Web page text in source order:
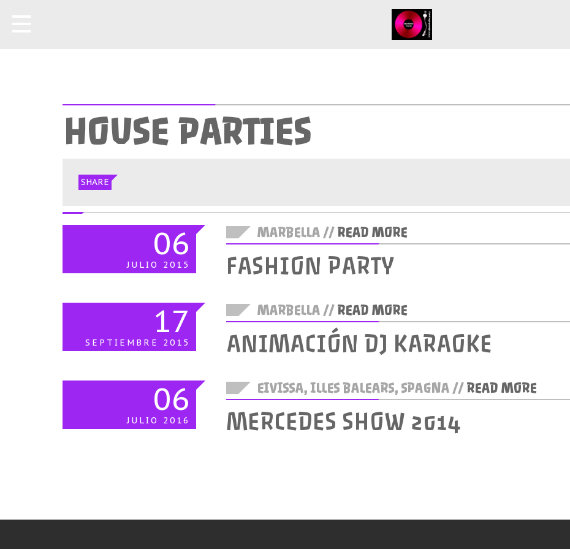
HOUSE PARTIES
SHARE
06
JULIO 2015
MARBELLA //READ MORE
FASHION PARTY
17
SEPTIEMBRE 2015
MARBELLA //READ MORE
ANIMACIÓN DJ KARAOKE
06
JULIO 2016
EIVISSA, ILLES BALEARS, SPAGNA //READ MORE
MERCEDES SHOW 2014